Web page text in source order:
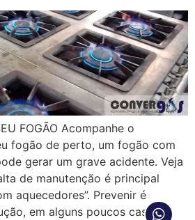
FOGÃO Acompanhe o
fogão de perto, um fogão com
gerar um grave acidente. Veja
de manutenção é principal
aquecedores”. Prevenir é
em alguns poucos casos